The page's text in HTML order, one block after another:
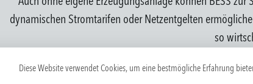
dynamischen Stromtarifen oder Netzentgelten
so
Stehen Sie aktuell vor
Diese Website verwendet Cookies, um eine bestmögliche Erfahrung